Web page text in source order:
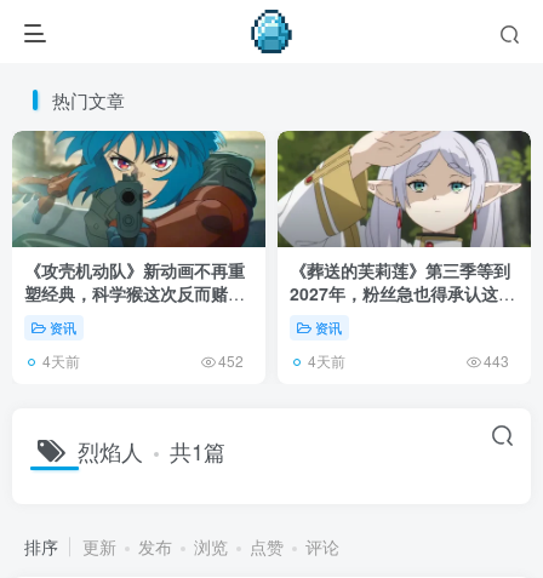
热门文章
《攻壳机动队》新动画不再重
塑经典，科学猴这次反而赌对
了！资讯
4天前 452
《葬送的芙莉莲》第三季等到
2027年，粉丝急也得承认这次
慢得有道理！
资讯
4天前 443
烈焰人 共1篇
排序 更新 发布 浏览 点赞 评论